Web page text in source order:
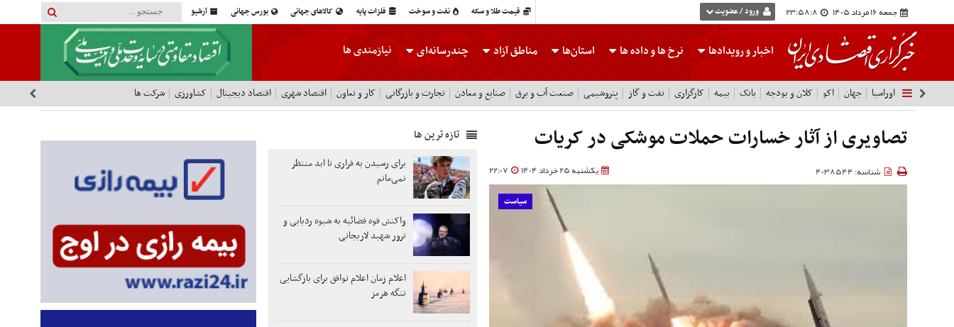
قیمت طلا و سکه نفت و سوخت فلزات پایه کالاهای جهانی بورس جهانی آرشیو جمعه 16 مرداد 1405 23:58:9 ورود / عضویت
اخبار و رویدادها نرخ هاو داده ها استان‌ها مناطق آزاد چندرسانه‌ای نیازمندی ها
اوراسیا جهان اکو کلان و بودجه بانک بیمه کارگزاری نفت و گاز پتروشیمی صنعت آب و برق صنایع و معادن تجارت و بازرگانی کار و تعاون اقتصاد شهری اقتصاد دیجیتال کشاورزی شرکت ها
تصاویری از آثار خسارات حملات موشکی در کریات
یکشنبه 25 خرداد 1404 22:07 شناسه: 4038544
سیاست
تازه ترین ها
برای رسیدن به فراری تا ابد منتظر
نمی‌مانم
واکنش قوه قضائیه به شیوه ردیابی و
ترور شهید لاریجانی
اعلام زمان اعلام توافق برای بازگشایی
تنگه هرمز